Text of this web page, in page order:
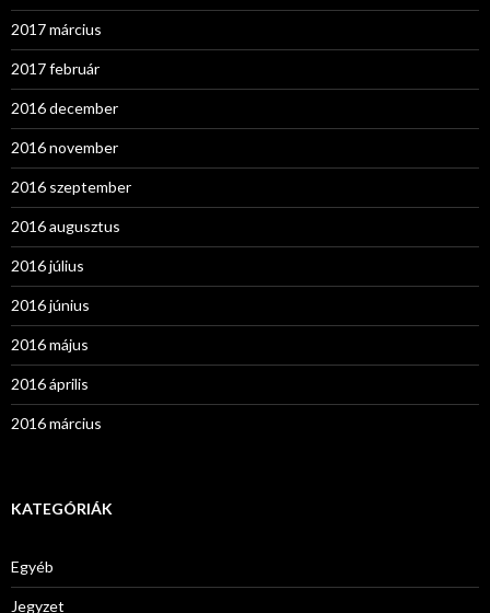
2017 március
2017 február
2016 december
2016 november
2016 szeptember
2016 augusztus
2016 július
2016 június
2016 május
2016 április
2016 március
KATEGÓRIÁK
Egyéb
Jegyzet